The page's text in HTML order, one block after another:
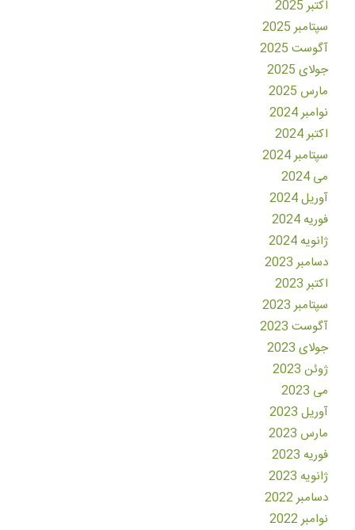
اکتبر 2025
سپتامبر 2025
آگوست 2025
جولای 2025
مارس 2025
نوامبر 2024
اکتبر 2024
سپتامبر 2024
می 2024
آوریل 2024
فوریه 2024
ژانویه 2024
دسامبر 2023
اکتبر 2023
سپتامبر 2023
آگوست 2023
جولای 2023
ژوئن 2023
می 2023
آوریل 2023
مارس 2023
فوریه 2023
ژانویه 2023
دسامبر 2022
نوامبر 2022